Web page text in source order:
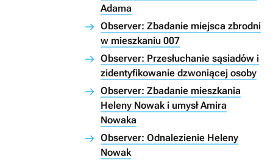
Adama
Observer: Zbadanie miejsca zbrodni
w mieszkaniu 007
Observer: Przesłuchanie sąsiadów i
zidentyfikowanie dzwoniącej osoby
Observer: Zbadanie mieszkania
Heleny Nowak i umysł Amira
Nowaka
Observer: Odnalezienie Heleny
Nowak